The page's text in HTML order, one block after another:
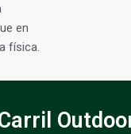
en
física.